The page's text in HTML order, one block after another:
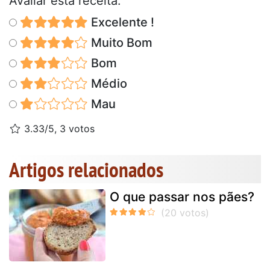
Excelente !
Muito Bom
Bom
Médio
Mau
3.33/5, 3 votos
Artigos relacionados
O que passar nos pães?